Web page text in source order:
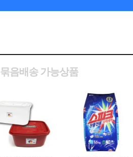
묶음배송 가능상품